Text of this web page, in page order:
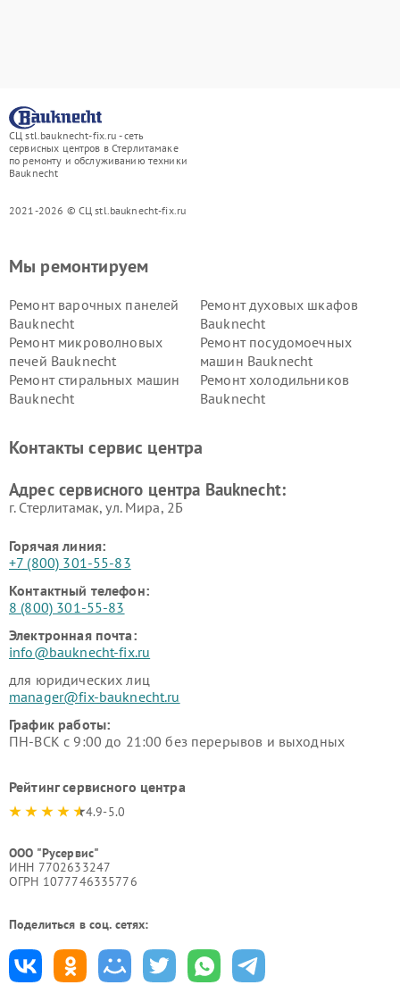
СЦ stl.bauknecht-fix.ru - сеть
сервисных центров в Стерлитамаке
по ремонту и обслуживанию техники
Bauknecht
2021-2026 © СЦ stl.bauknecht-fix.ru
Мы ремонтируем
Ремонт варочных панелей
Bauknecht
Ремонт духовых шкафов
Bauknecht
Ремонт микроволновых
печей Bauknecht
Ремонт посудомоечных
машин Bauknecht
Ремонт стиральных машин
Bauknecht
Ремонт холодильников
Bauknecht
Контакты сервис центра
Адрес сервисного центра Bauknecht:
г. Стерлитамак, ул. Мира, 2Б
Горячая линия:
+7 (800) 301-55-83
Контактный телефон:
8 (800) 301-55-83
Электронная почта:
info@bauknecht-fix.ru
для юридических лиц
manager@fix-bauknecht.ru
График работы:
ПН-ВСК с 9:00 до 21:00 без перерывов и выходных
Рейтинг сервисного центра
4.9-5.0
ООО "Русервис"
ИНН 7702633247
ОГРН 1077746335776
Поделиться в соц. сетях: